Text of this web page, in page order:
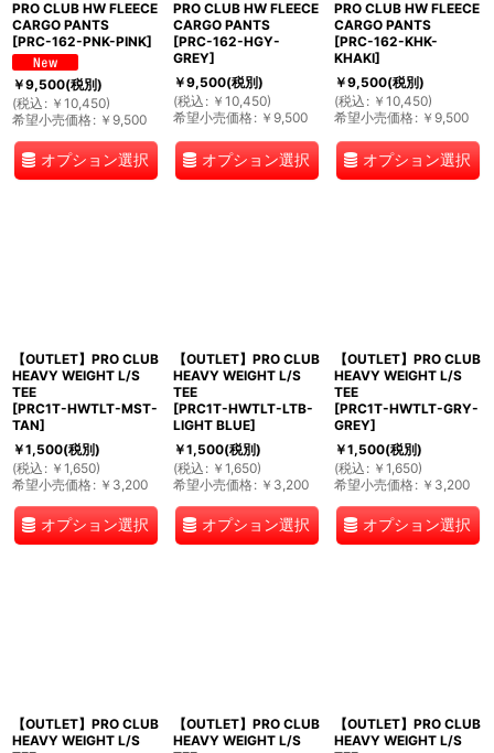
PRO CLUB HW FLEECE
CARGO PANTS
[PRC-162-PNK-PINK]
￥9,500(税別)
(税込 : ￥ 10,450)
希望小売価格: ￥ 9,500
オプション選択
PRO CLUB HW FLEECE
CARGO PANTS
[PRC-162-HGY-
GREY]
￥9,500(税別)
(税込 : ￥ 10,450)
希望小売価格: ￥ 9,500
オプション選択
PRO CLUB HW FLEECE
CARGO PANTS
[PRC-162-KHK-
KHAKI]
￥9,500(税別)
(税込 : ￥ 10,450)
希望小売価格: ￥ 9,500
オプション選択
【OUTLET】PRO CLUB
HEAVY WEIGHT L/S
TEE
[PRC1T-HWTLT-MST-
TAN]
￥1,500(税別)
(税込 : ￥ 1,650)
希望小売価格: ￥ 3,200
オプション選択
【OUTLET】PRO CLUB
HEAVY WEIGHT L/S
TEE
[PRC1T-HWTLT-LTB-
LIGHT BLUE]
￥1,500(税別)
(税込 : ￥ 1,650)
希望小売価格: ￥ 3,200
オプション選択
【OUTLET】PRO CLUB
HEAVY WEIGHT L/S
TEE
[PRC1T-HWTLT-GRY-
GREY]
￥1,500(税別)
(税込 : ￥ 1,650)
希望小売価格: ￥ 3,200
オプション選択
【OUTLET】PRO CLUB
HEAVY WEIGHT L/S
【OUTLET】PRO CLUB
HEAVY WEIGHT L/S
【OUTLET】PRO CLUB
HEAVY WEIGHT L/S